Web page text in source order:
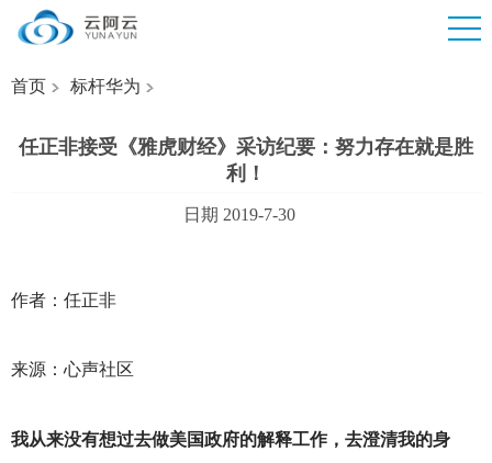
首页 标杆华为
任正非接受《雅虎财经》采访纪要：努力存在就是胜
利！
日期 2019-7-30
作者：任正非
来源：心声社区
我从来没有想过去做美国政府的解释工作，去澄清我的身